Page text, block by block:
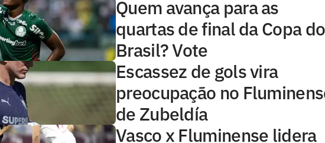
Quem avança para as
quartas de final da Copa do
Brasil? Vote
Escassez de gols vira
preocupação no
de Zubeldía
Vasco x Fluminense lidera